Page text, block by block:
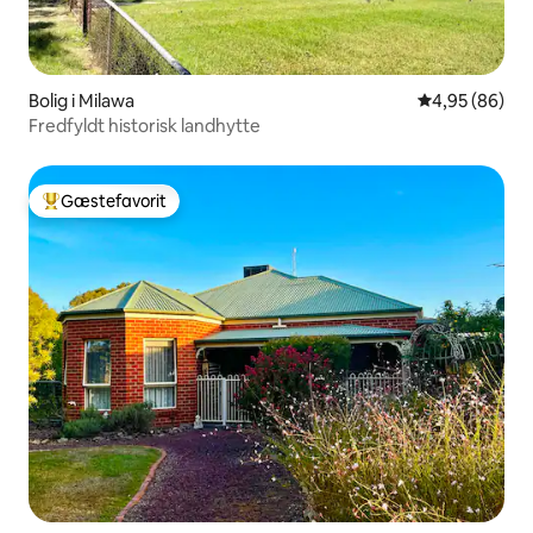
Bolig i Milawa 4,95 ud af 5 i
4,95 (86)
Fredfyldt historisk landhytte
Bedste gæstefavorit
Gæstefavorit